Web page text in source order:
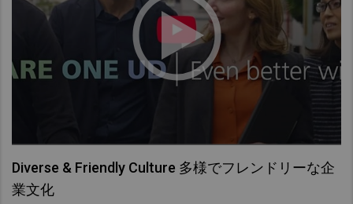
Diverse & Friendly Culture 多様でフレンドリーな企
業文化